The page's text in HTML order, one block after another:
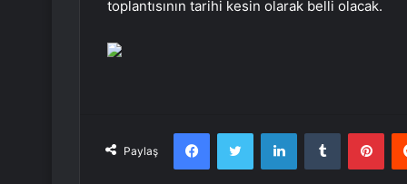
toplantısının tarihi kesin olarak belli olacak.
Paylaş
FacebookTwitter LinkedInTumblr